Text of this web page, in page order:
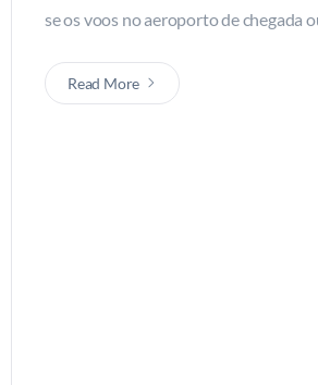
se os voos no aeroporto de chegada
Read More